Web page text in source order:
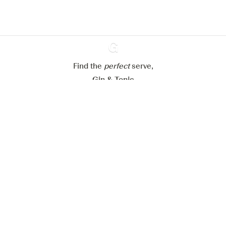
Ginventory
Find the perfectserve,
Gin & Tonic